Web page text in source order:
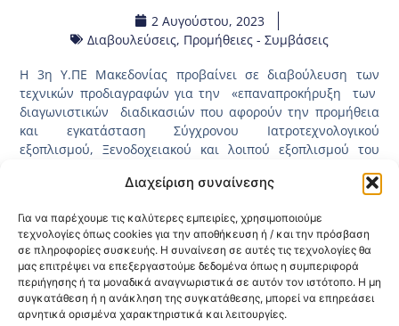
Διαχείριση συναίνεσης
Για να παρέχουμε τις καλύτερες εμπειρίες, χρησιμοποιούμε
τεχνολογίες όπως cookies για την αποθήκευση ή / και την πρόσβαση
σε πληροφορίες συσκευής. Η συναίνεση σε αυτές τις τεχνολογίες θα
μας επιτρέψει να επεξεργαστούμε δεδομένα όπως η συμπεριφορά
περιήγησης ή τα μοναδικά αναγνωριστικά σε αυτόν τον ιστότοπο. Η μη
συγκατάθεση ή η ανάκληση της συγκατάθεσης, μπορεί να επηρεάσει
αρνητικά ορισμένα χαρακτηριστικά και λειτουργίες.
2 Αυγούστου, 2023
Διαβουλεύσεις, Προμήθειες - Συμβάσεις
Η 3η Υ.ΠΕ Μακεδονίας προβαίνει σε διαβούλευση των
τεχνικών προδιαγραφών για την «επαναπροκήρυξη των
διαγωνιστικών διαδικασιών που αφορούν την προμήθεια
και εγκατάσταση Σύγχρονου Ιατροτεχνολογικού
εξοπλισμού, Ξενοδοχειακού και λοιπού εξοπλισμού του
Φλώρινας» η οποία θα διαρκέσει από 03.08.2023 έως
στην ιστοσελίδα του ΕΣΗΔΗΣ, έχει αναρτηθεί και έχει πάρει
τον κωδικό (2023DIAB26950) και παρακαλούνται οι
ενδιαφερόμενοι να επισκεφτούν τον
παρακάτωσύνδεσμοπροκειμένου να λάβουν γνώση επί
των τεχνικών προδιαγραφών.